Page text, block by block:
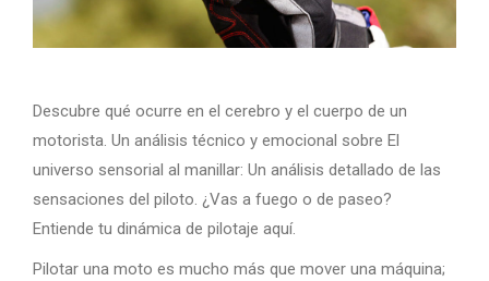
Descubre qué ocurre en el cerebro y el cuerpo de un
motorista. Un análisis técnico y emocional sobre El
universo sensorial al manillar: Un análisis detallado de las
sensaciones del piloto. ¿Vas a fuego o de paseo?
Entiende tu dinámica de pilotaje aquí.
Pilotar una moto es mucho más que mover una máquina;